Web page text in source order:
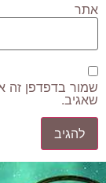
אתר
שמור בדפדפן זה
שאגיב.